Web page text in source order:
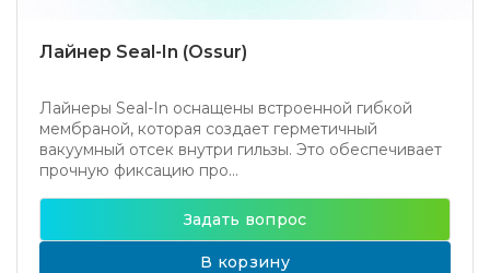
Лайнер Seal-In (Ossur)
Лайнеры Seal-In оснащены встроенной гибкой
мембраной, которая создает герметичный
вакуумный отсек внутри гильзы. Это обеспечивает
прочную фиксацию про...
Задать вопрос
В корзину